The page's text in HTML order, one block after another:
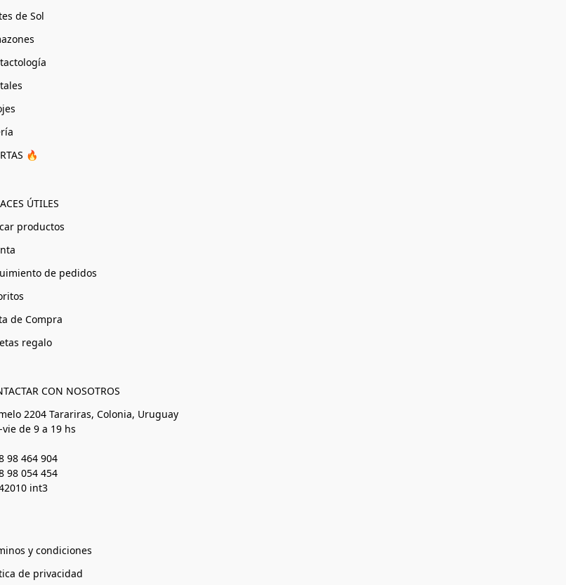
de Sol
🔥
ÚTILES
productos
de pedidos
de Compra
regalo
CON NOSOTROS
2204 Tarariras, Colonia, Uruguay
vie de 9 a 19 hs
98 464 904
98 054 454
int3
y condiciones
de privacidad